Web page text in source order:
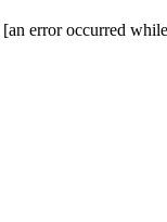
[an error occurred